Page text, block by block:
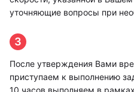
уточняющие вопросы при
3
После утверждения Вами
приступаем к выполнению
10 часов выполняем в